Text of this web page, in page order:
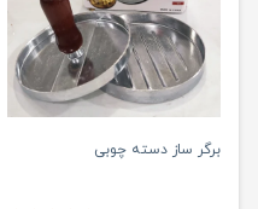
برگر ساز دسته چوبی